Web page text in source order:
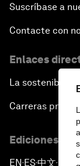
Suscríbase a
Contacte con
Enlaces
La
Carreras
Ediciones en
EN ▪ES▪中文▪ 日本